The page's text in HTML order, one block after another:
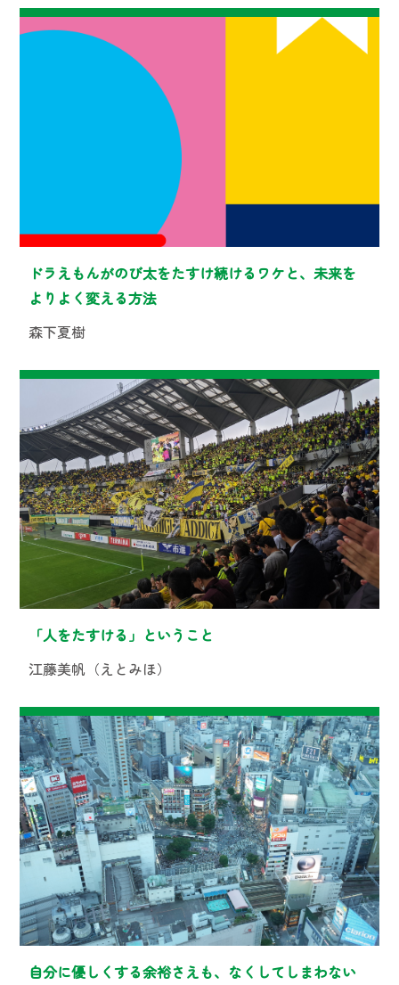
ドラえもんがのび太をたすけ続けるワケと、未来を
よりよく変える方法
森下夏樹
「人をたすける」ということ
江藤美帆（えとみほ）
自分に優しくする余裕さえも、なくしてしまわない